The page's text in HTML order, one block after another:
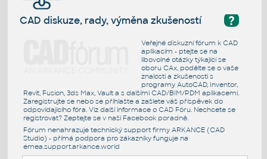
?
CAD diskuze, rady, výměna zkušeností
Veřejné diskuzní fórum k CAD
aplikacím - ptejte se na
libovolné otázky týkající se
oboru CAx, podělte se o vaše
znalosti a zkušenosti s
programy AutoCAD, Inventor,
Revit, Fusion, 3ds Max, Vault a s dalšími CAD/BIM/PDM aplikacemi.
Zaregistrujte se nebo se přihlašte a zašlete váš příspěvek do
odpovídajícího fóra. Viz další informace o CAD Fóru. Nechcete se
registrovat? Zeptejte se v naší Facebook poradně.
Fórum nenahrazuje technický support firmy ARKANCE (CAD
Studio) - přímá podpora pro zákazníky funguje na
emea.support.arkance.world